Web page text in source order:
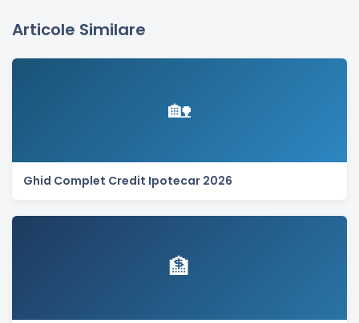
Articole Similare
🏡
Ghid Complet Credit Ipotecar 2026
🏦